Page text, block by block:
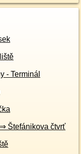
- Terminál
Štefánikova čtvrť